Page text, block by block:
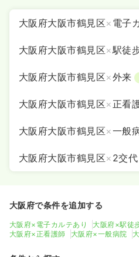
大阪府大阪市鶴見区× 電子
大阪府大阪市鶴見区×駅徒
大阪府大阪市鶴見区×外来
大阪府大阪市鶴見区× 正看
大阪府大阪市鶴見区×一般
大阪府大阪市鶴見区× 2交代
大阪府で条件を追加する
大阪府×電子カルテあり 大阪府×駅徒
大阪府×正看護師
大阪府×一般病院